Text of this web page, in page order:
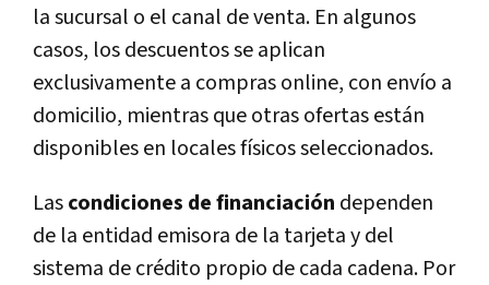
la sucursal o el canal de venta. En algunos
casos, los descuentos se aplican
exclusivamente a compras online, con envío a
domicilio, mientras que otras ofertas están
disponibles en locales físicos seleccionados.
Lascondiciones de financiación dependen
de la entidad emisora de la tarjeta y del
sistema de crédito propio de cada cadena. Por